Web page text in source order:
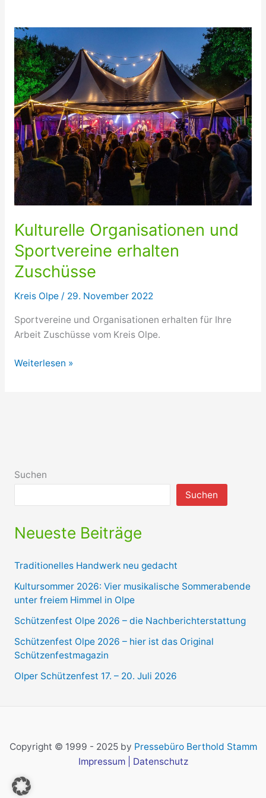
Kulturelle Organisationen und
Sportvereine erhalten
Zuschüsse
Kreis Olpe/ 29. November 2022
Sportvereine und Organisationen erhalten für Ihre
Arbeit Zuschüsse vom Kreis Olpe.
Kulturelle
Weiterlesen »
Suchen
Suchen
Neueste Beiträge
Traditionelles Handwerk neu gedacht
Kultursommer 2026: Vier musikalische Sommerabende
unter freiem Himmel in Olpe
Schützenfest Olpe 2026 – die Nachberichterstattung
Schützenfest Olpe 2026 – hier ist das Original
Schützenfestmagazin
Olper Schützenfest 17. – 20. Juli 2026
Copyright © 1999 - 2025 by Pressebüro Berthold Stamm
Impressum| Datenschutz